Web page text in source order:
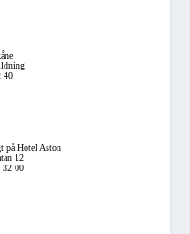
40
på Hotel Aston
12
32 00